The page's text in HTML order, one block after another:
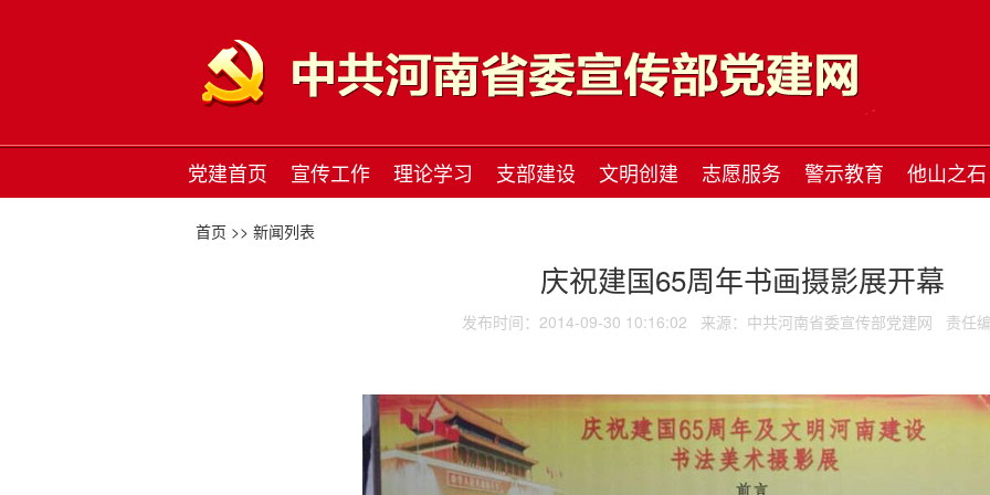
党建首页 宣传工作 理论学习 支部建设 文明创建 志愿服务 警示教育 他山之石
首页 >> 新闻列表
庆祝建国65周年书画摄影展开幕
发布时间：2014-09-30 10:16:02 来源：中共河南省委宣传部党建网 责任